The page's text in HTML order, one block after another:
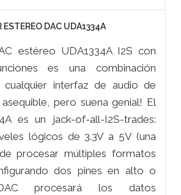
ESTEREO DAC UDA1334A
estéreo UDA1334A I2S con
es una combinación
interfaz de audio de
asequible, pero suena genial! El
es un jack-of-all-I2S-trades:
lógicos de 3.3V a 5V (una
procesar múltiples formatos
dos pines en alto o
procesará los datos